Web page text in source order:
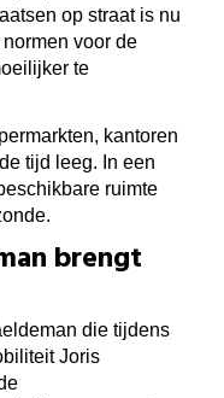
op straat is nu
voor de
te
kantoren
tijd leeg. In een
ruimte
brengt
die tijdens
Joris